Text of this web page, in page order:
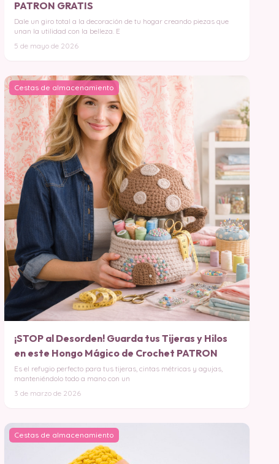
PATRON GRATIS
Dale un giro total a la decoración de tu hogar creando piezas que
unan la utilidad con la belleza. E
5 de mayo de 2026
Cestas de almacenamiento
¡STOP al Desorden! Guarda tus Tijeras y Hilos
en este Hongo Mágico de Crochet PATRON
Es el refugio perfecto para tus tijeras, cintas métricas y agujas,
manteniéndolo todo a mano con un
3 de marzo de 2026
Cestas de almacenamiento